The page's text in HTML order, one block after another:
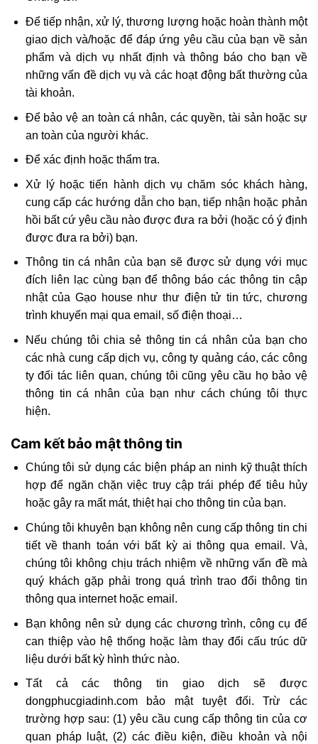
Để tiếp nhận, xử lý, thương lượng hoặc hoàn thành một
giao dịch và/hoặc để đáp ứng yêu cầu của bạn về sản
phẩm và dịch vụ nhất định và thông báo cho bạn về
những vấn đề dịch vụ và các hoạt động bất thường của
tài khoản.
Để bảo vệ an toàn cá nhân, các quyền, tài sản hoặc sự
an toàn của người khác.
Để xác định hoặc thẩm tra.
Xử lý hoặc tiến hành dịch vụ chăm sóc khách hàng,
cung cấp các hướng dẫn cho bạn, tiếp nhận hoặc phản
hồi bất cứ yêu cầu nào được đưa ra bởi (hoặc có ý định
được đưa ra bởi) bạn.
Thông tin cá nhân của bạn sẽ được sử dụng với mục
đích liên lạc cùng bạn để thông báo các thông tin cập
nhật của Gạo house như thư điện tử tin tức, chương
trình khuyến mại qua email, số điện thoại…
Nếu chúng tôi chia sẻ thông tin cá nhân của bạn cho
các nhà cung cấp dịch vụ, công ty quảng cáo, các công
ty đối tác liên quan, chúng tôi cũng yêu cầu họ bảo vệ
thông tin cá nhân của bạn như cách chúng tôi thực
hiện.
Cam kết bảo mật thông tin
Chúng tôi sử dụng các biện pháp an ninh kỹ thuật thích
hợp để ngăn chặn việc truy cập trái phép để tiêu hủy
hoặc gây ra mất mát, thiệt hại cho thông tin của bạn.
Chúng tôi khuyên bạn không nên cung cấp thông tin chi
tiết về thanh toán với bất kỳ ai thông qua email. Và,
chúng tôi không chịu trách nhiệm về những vấn đề mà
quý khách gặp phải trong quá trình trao đổi thông tin
thông qua internet hoặc email.
Bạn không nên sử dụng các chương trình, công cụ để
can thiệp vào hệ thống hoặc làm thay đổi cấu trúc dữ
liệu dưới bất kỳ hình thức nào.
Tất cả các thông tin giao dịch sẽ được
dongphucgiadinh.com bảo mật tuyệt đối. Trừ các
trường hợp sau: (1) yêu cầu cung cấp thông tin của cơ
quan pháp luật, (2) các điều kiện, điều khoản và nội